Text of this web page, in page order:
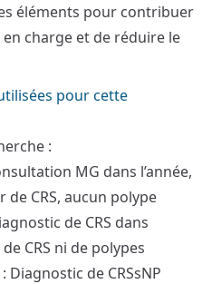
éléments pour contribuer
charge et de réduire le
pour cette
:
MG dans l’année,
CRS, aucun polype
de CRS dans
CRS ni de polypes
Diagnostic de CRSsNP